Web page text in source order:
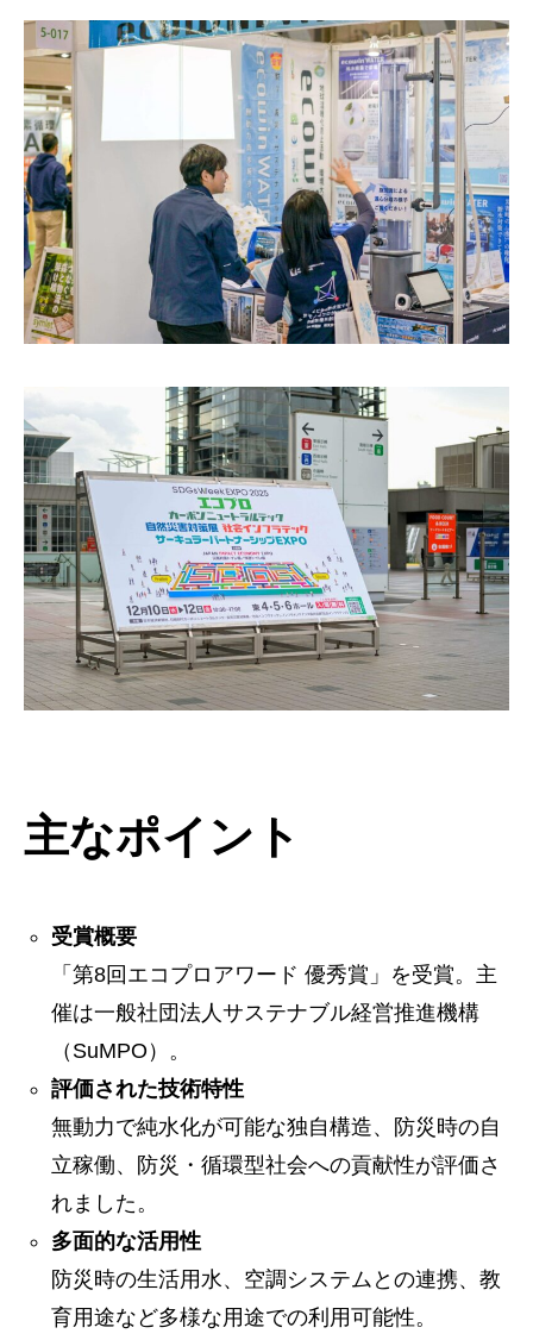
主なポイント
受賞概要
「第8回エコプロアワード 優秀賞」を受賞。主
催は一般社団法人サステナブル経営推進機構
（SuMPO）。
評価された技術特性
無動力で純水化が可能な独自構造、防災時の自
立稼働、防災・循環型社会への貢献性が評価さ
れました。
多面的な活用性
防災時の生活用水、空調システムとの連携、教
育用途など多様な用途での利用可能性。